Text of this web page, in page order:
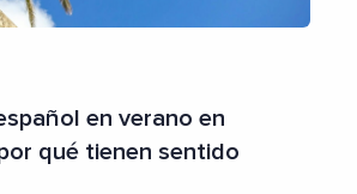
en verano en
qué tienen sentido